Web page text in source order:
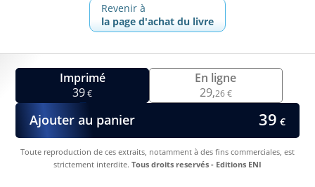
Revenir à
la page d'achat du livre
Imprimé
39€
En ligne
29,26 €
Ajouter au panier 39 €
Toute reproduction de ces extraits, notamment à des fins commerciales, est
strictement interdite. Tous droits reservés - Editions ENI